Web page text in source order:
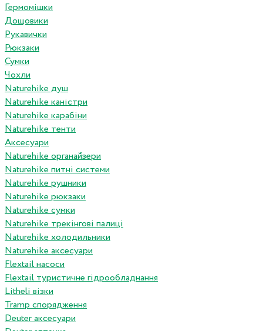
Гермомішки
Дощовики
Рукавички
Рюкзаки
Сумки
Чохли
Naturehike душ
Naturehike каністри
Naturehike карабіни
Naturehike тенти
Аксесуари
Naturehike органайзери
Naturehike питні системи
Naturehike рушники
Naturehike рюкзаки
Naturehike сумки
Naturehike трекінгові палиці
Naturehike холодильники
Naturehike аксесуари
Flextail насоси
Flextail туристичне гідрообладнання
Litheli візки
Tramp спорядження
Deuter аксесуари